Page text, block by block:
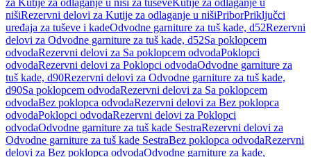
za Kutije za odlaganje u niši za tuševeKutije za odlaganje u
nišiRezervni delovi za Kutije za odlaganje u nišiPriborPriključci
uređaja za tuševe i kadeOdvodne garniture za tuš kade, d52Rezervni
delovi za Odvodne garniture za tuš kade, d52Sa poklopcem
odvodaRezervni delovi za Sa poklopcem odvodaPoklopci
odvodaRezervni delovi za Poklopci odvodaOdvodne garniture za
tuš kade, d90Rezervni delovi za Odvodne garniture za tuš kade,
d90Sa poklopcem odvodaRezervni delovi za Sa poklopcem
odvodaBez poklopca odvodaRezervni delovi za Bez poklopca
odvodaPoklopci odvodaRezervni delovi za Poklopci
odvodaOdvodne garniture za tuš kade SestraRezervni delovi za
Odvodne garniture za tuš kade SestraBez poklopca odvodaRezervni
delovi za Bez poklopca odvodaOdvodne garniture za kade,